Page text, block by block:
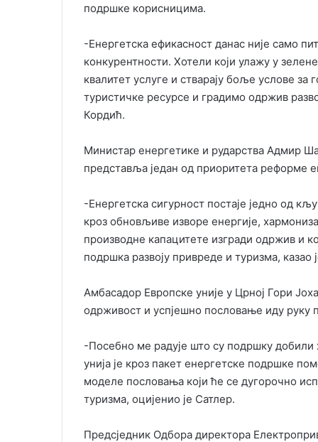
подршке корисницима.
-Енергетска ефикасност данас није само
конкурентности. Хотели који улажу у
квалитет услуге и стварају боље услове
туристичке ресурсе и градимо одржив
Кордић.
Министар енергетике и рударства Адмир
представља један од приоритета реформе
-Енергетска сигурност постаје једно од
кроз обновљиве изворе енергије,
производне капацитете изгради одржив и
подршка развоју привреде и туризма, казао
Амбасадор Европске уније у Црној Гори
одрживост и успјешно пословање иду руку
-Посебно ме радује што су подршку добили
унија је кроз пакет енергетске подршке
моделе пословања који ће се дугорочно
туризма, оцијенио је Сатлер.
Предсједник Одбора директора